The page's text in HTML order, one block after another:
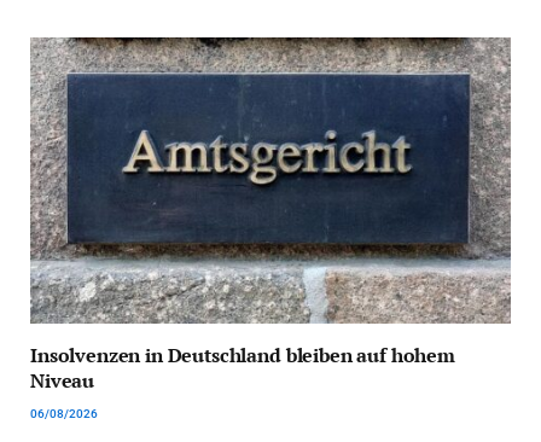
Insolvenzen in Deutschland bleiben auf hohem
Niveau
06/08/2026